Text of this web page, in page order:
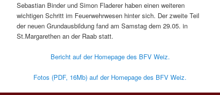
Sebastian Binder und Simon Fladerer haben einen weiteren
wichtigen Schritt im Feuerwehrwesen hinter sich. Der zweite Teil
der neuen Grundausbildung fand am Samstag dem 29.05. in
St.Margarethen an der Raab statt.
Bericht auf der Homepage des BFV Weiz.
Fotos (PDF, 16Mb) auf der Homepage des BFV Weiz.